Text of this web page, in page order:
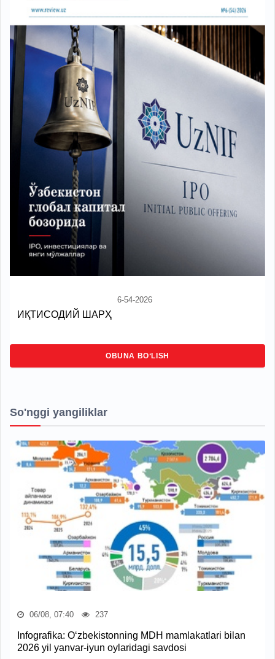
6-54-2026
ИҚТИСОДИЙ ШАРҲ
OBUNA BO‘LISH
So'nggi yangiliklar
06/08, 07:40 237
Infografika: O‘zbekistonning MDH mamlakatlari bilan
2026 yil yanvar-iyun oylaridagi savdosi